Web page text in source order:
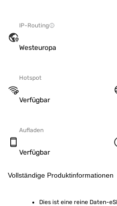
IP-Routing
Westeuropa
Hotspot
Verfügbar
Aufladen
Verfügbar
Vollständige Produktinformationen
Dies ist eine reine Daten-